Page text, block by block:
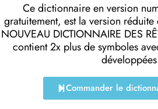
Ce dictionnaire en version
gratuitement, est la version
NOUVEAU DICTIONNAIRE DES
contient 2x plus de symboles
Commander le